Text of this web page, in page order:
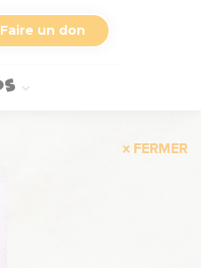
Faire un don
FERMER